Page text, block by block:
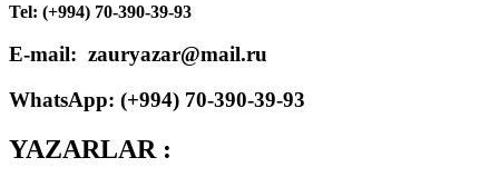
Tel: (+994) 70-390-39-93
E-mail: zauryazar@mail.ru
WhatsApp: (+994) 70-390-39-93
YAZARLAR :